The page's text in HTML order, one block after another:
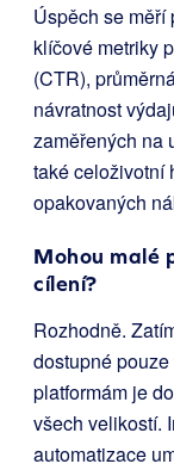
Úspěch se měří
klíčové metriky
(CTR),
návratnost
zaměřených na
také celoživotní
opakovaných
Mohou malé
cílení?
Rozhodně.
dostupné
platformám je
všech velikostí.
automatizace